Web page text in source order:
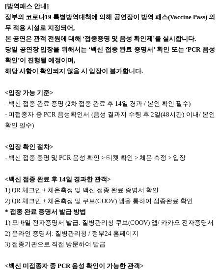
[방역패스 안내]
정부의 코로나19 특별방역대책에 의해 공연장이 방역 패스(Vaccine Pass) 의
무 적용 시설로 지정되어,
본 공연은 관객 전원에 대해 ‘접종증명 및 음성 확인제’를 실시합니다.
당일 공연장 입장을 위해서는 ‘백신 접종 완료 증명서’ 확인 또는 ‘PCR 음성
확인’이 진행될 예정이며,
해당 사항이 확인되지 않을 시 입장이 불가합니다.
<입장 가능 기준>
- 백신 접종 완료 증명 (2차 접종 완료 후 14일 경과 / 본인 확인 필수)
- 미접종자 중 PCR 음성확인서 (음성 결과지 수령 후 2일(48시간) 이내/ 본인
확인 필수)
<입장 확인 절차>
- 백신 접종 증명 및 PCR 음성 확인 > 티켓 확인 > 체온 측정 > 입장
<백신 접종 완료 후 14일 경과한 관객>
1) QR 체크인 + 체온측정 및 백신 접종 완료 증명서 확인
2) QR 체크인 + 체온측정 및 쿠브(COOV) 앱을 통하여 접종완료 확인
* 접종 완료 증명서 발급 방법
1) 모바일 전자증명서 발급: 질병관리청 쿠브(COOV) 앱/ 카카오 전자증명서
2) 온라인 증명서: 질병관리청 / 정부24 홈페이지
3) 접종기관으로 직접 방문하여 발급
<백신 미접종자 중 PCR 음성 확인이 가능한 관객>